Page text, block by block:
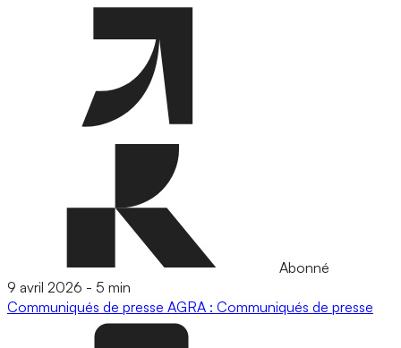
Abonné
9 avril 2026 - 5 min
Communiqués de presse AGRA : Communiqués de presse